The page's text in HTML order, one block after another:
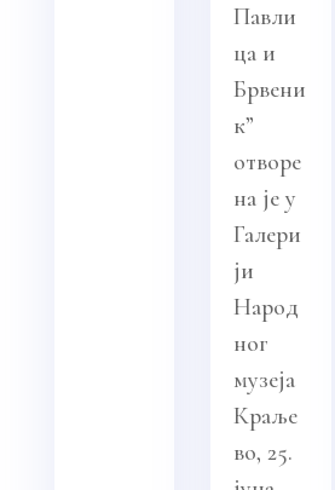
Павли
ца и
Брвени
к”
отворе
на је у
Галери
ји
Народ
ног
музеја
Краље
во, 25.